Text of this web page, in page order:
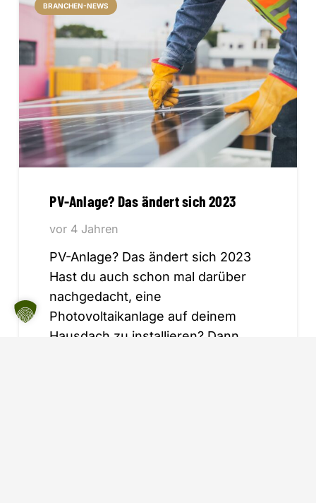
BRANCHEN-NEWS
PV-Anlage? Das ändert sich 2023
vor 4 Jahren
PV-Anlage? Das ändert sich 2023
Hast du auch schon mal darüber
nachgedacht, eine
Photovoltaikanlage auf deinem
Hausdach zu installieren? Dann…